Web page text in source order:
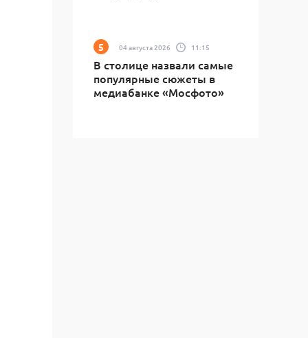
04 августа 2026 11:15
В столице назвали самые
популярные сюжеты в
медиабанке «Мосфото»